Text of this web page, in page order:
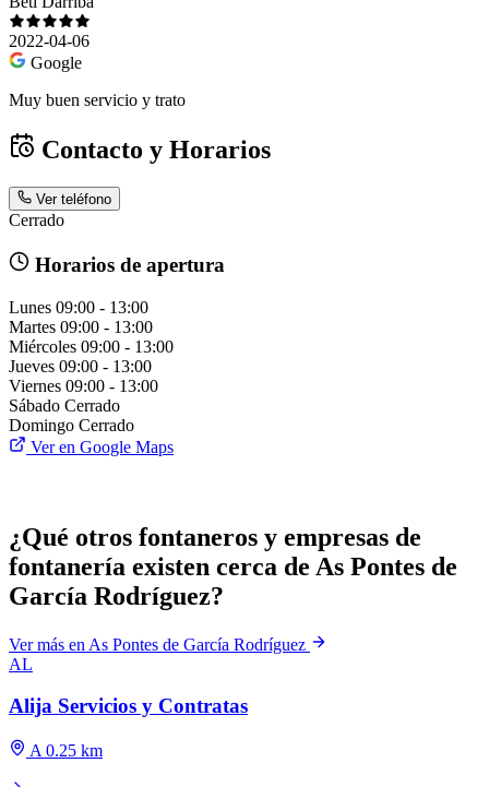
2022-04-06
Google
Muy buen servicio y trato
Contacto y Horarios
Ver teléfono
Cerrado
Horarios de apertura
Lunes 09:00 - 13:00
Martes 09:00 - 13:00
Miércoles 09:00 - 13:00
Jueves 09:00 - 13:00
Viernes 09:00 - 13:00
Sábado Cerrado
Domingo Cerrado
Ver en Google Maps
¿Qué otros fontaneros y empresas de
fontanería existen cerca de As Pontes de
García Rodríguez?
Ver más en As Pontes de García Rodríguez
AL
Alija Servicios y Contratas
A 0.25 km